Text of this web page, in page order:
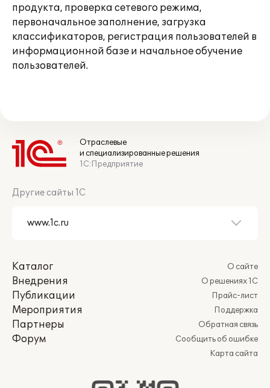
продукта, проверка сетевого режима,
первоначальное заполнение, загрузка
классификаторов, регистрация пользователей в
информационной базе и начальное обучение
пользователей.
Отраслевые
и специализированные решения
1С:Предприятие
Другие сайты 1С
Каталог
Внедрения
Публикации
Мероприятия
Партнеры
Форум
О сайте
О решениях 1С
Прайс-лист
Поддержка
Обратная связь
Сообщить об ошибке
Карта сайта